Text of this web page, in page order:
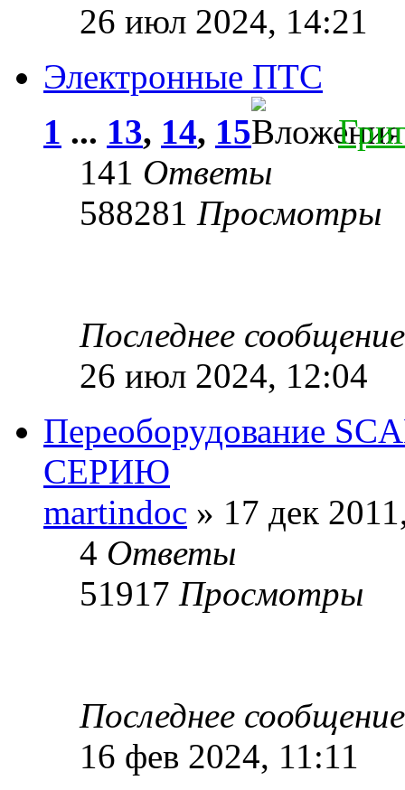
26 июл 2024, 14:21
Электронные ПТС
1 ... 13, 14, 15
141 Ответы
588281 Просмотры
Последнее
26 июл 2024, 12:04
Переоборудование
СЕРИЮ
martindoc » 17 дек
4 Ответы
51917 Просмотры
Последнее
16 фев 2024, 11:11